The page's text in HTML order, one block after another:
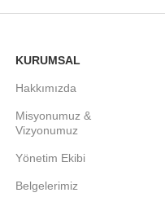
KURUMSAL
Hakkımızda
Misyonumuz &
Vizyonumuz
Yönetim Ekibi
Belgelerimiz